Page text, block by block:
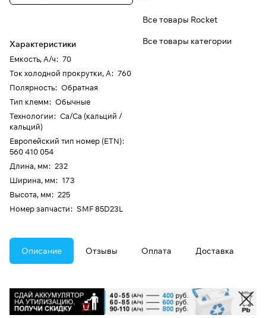
Характеристики
Емкость, А/ч: 70
Ток холодной прокрутки, А: 760
Полярность: Обратная
Тип клемм: Обычные
Технологии: Ca/Ca (кальций /
кальций)
Европейский тип номер (ETN):
560 410 054
Длина, мм: 232
Ширина, мм: 173
Высота, мм: 225
Номер запчасти: SMF 85D23L
Все товары Rocket
Все товары категории
Описание Отзывы Оплата Доставка